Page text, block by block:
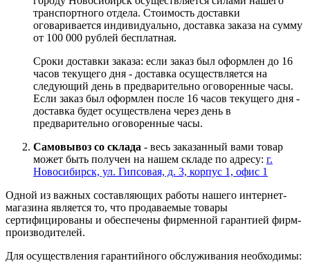
транспортного отдела. Стоимость доставки
оговаривается индивидуально, доставка заказа на сумму
от 100 000 рублей бесплатная.
Сроки доставки заказа: если заказ был оформлен до 16
часов текущего дня - доставка осуществляется на
следующий день в предварительно оговоренные часы.
Если заказ был оформлен после 16 часов текущего дня -
доставка будет осуществлена через день в
предварительно оговоренные часы.
Самовывоз со склада - весь заказанный вами товар
может быть получен на нашем складе по адресу: г.
Новосибирск, ул. Гипсовая, д. 3, корпус 1, офис 1
Одной из важных составляющих работы нашего интернет-
магазина является то, что продаваемые товары
сертифицированы и обеспечены фирменной гарантией фирм-
производителей.
Для осуществления гарантийного обслуживания необходимы: